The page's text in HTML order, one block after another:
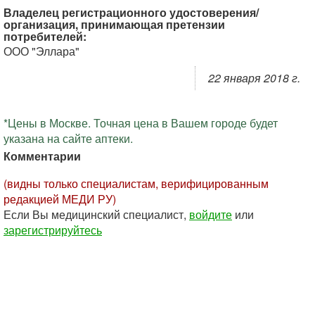
Владелец регистрационного удостоверения/
организация, принимающая претензии
потребителей:
ООО "Эллара"
22 января 2018 г.
*Цены в Москве. Точная цена в Вашем городе будет
указана на сайте аптеки.
Комментарии
(видны только специалистам, верифицированным
редакцией МЕДИ РУ)
Если Вы медицинский специалист, войдите или
зарегистрируйтесь